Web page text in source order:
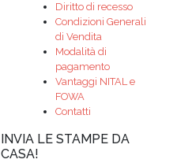
Diritto di recesso
Condizioni Generali
di Vendita
Modalità di
pagamento
Vantaggi NITAL e
FOWA
Contatti
INVIA LE STAMPE DA
CASA!